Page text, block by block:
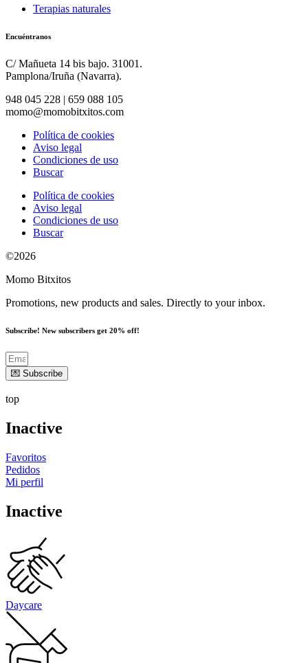
Terapias naturales
Encuéntranos
C/ Mañueta 14 bis bajo. 31001.
Pamplona/Iruña (Navarra).
948 045 228 | 659 088 105
momo@momobitxitos.com
Política de cookies
Aviso legal
Condiciones de uso
Buscar
Política de cookies
Aviso legal
Condiciones de uso
Buscar
©2026
Momo Bitxitos
Promotions, new products and sales. Directly to your inbox.
Subscribe! New subscribers get 20% off!
💌 Subscribe
top
Inactive
Favoritos
Pedidos
Mi perfil
Inactive
Daycare